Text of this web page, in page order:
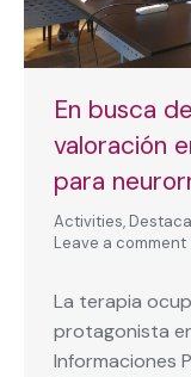
En busca
valoración
para
Activities,
Leave a comment
La terapia
protagonista
Informaciones